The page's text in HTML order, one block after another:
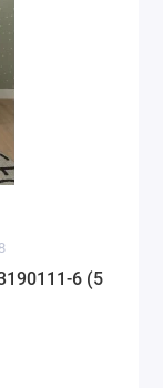
6 (5